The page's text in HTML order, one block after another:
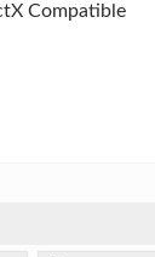
Compatible